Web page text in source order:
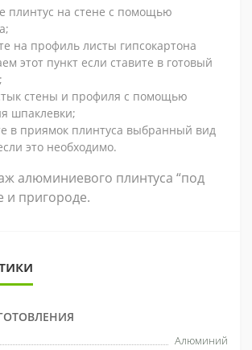
плинтус на стене с помощью
на профиль листы гипсокартона
этот пункт если ставите в готовый
стены и профиля с помощью
шпаклевки;
в приямок плинтуса выбранный вид
это необходимо.
алюминиевого плинтуса “под
и пригороде.
Алюминий